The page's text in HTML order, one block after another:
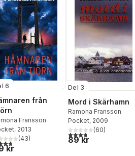
röster:
6
från
Fransson
, 2013
utav 5 stjärnor. Totalt antal röster:
(43)
kr
Del 3
Mord i Skärhamn
Ramona Fransson
Pocket, 2009
3,7utav 5 stjärnor.
(60)
89 kr